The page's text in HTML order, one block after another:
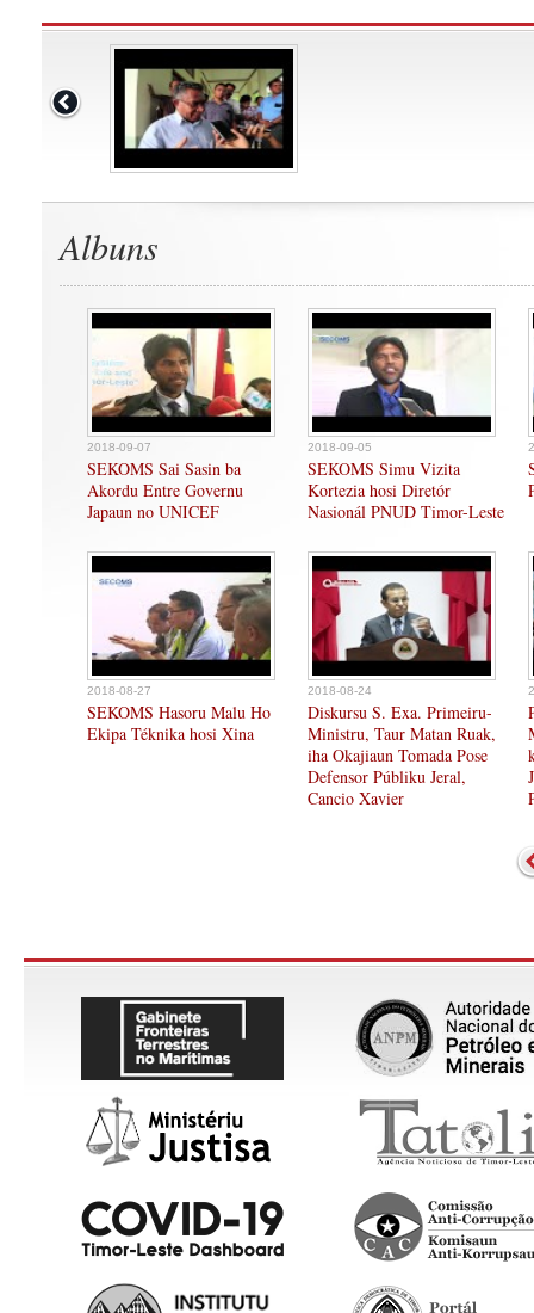
Albuns
2018-09-07
SEKOMS Sai Sasin ba
Akordu Entre Governu
Japaun no UNICEF
2018-09-05
SEKOMS Simu Vizita
Kortezia hosi Diretór
Nasionál PNUD Timor-Leste
2018-08-27
SEKOMS Hasoru Malu Ho
Ekipa Téknika hosi Xina
2018-08-24
Diskursu S. Exa. Primeiru-
Ministru, Taur Matan Ruak,
iha Okajiaun Tomada Pose
Defensor Públiku Jeral,
Cancio Xavier